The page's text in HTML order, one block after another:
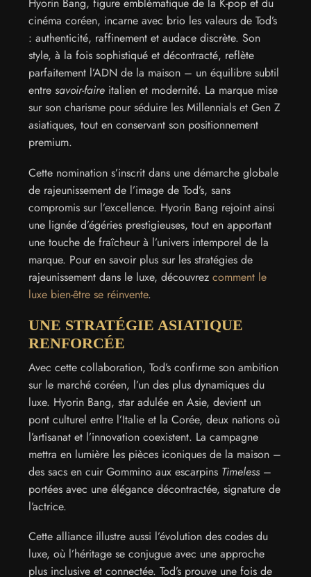
Hyorin Bang, figure emblématique de la K-pop et du
cinéma coréen, incarne avec brio les valeurs de Tod’s
: authenticité, raffinement et audace discrète. Son
style, à la fois sophistiqué et décontracté, reflète
parfaitement l’ADN de la maison – un équilibre subtil
entre savoir-faire italien et modernité. La marque mise
sur son charisme pour séduire les Millennials et Gen Z
asiatiques, tout en conservant son positionnement
premium.
Cette nomination s’inscrit dans une démarche globale
de rajeunissement de l’image de Tod’s, sans
compromis sur l’excellence. Hyorin Bang rejoint ainsi
une lignée d’égéries prestigieuses, tout en apportant
une touche de fraîcheur à l’univers intemporel de la
marque. Pour en savoir plus sur les stratégies de
rajeunissement dans le luxe, découvrez comment le
luxe bien-être se réinvente.
UNE STRATÉGIE ASIATIQUE
RENFORCÉE
Avec cette collaboration, Tod’s confirme son ambition
sur le marché coréen, l’un des plus dynamiques du
luxe. Hyorin Bang, star adulée en Asie, devient un
pont culturel entre l’Italie et la Corée, deux nations où
l’artisanat et l’innovation coexistent. La campagne
mettra en lumière les pièces iconiques de la maison –
des sacs en cuir Gommino aux escarpins Timeless –
portées avec une élégance décontractée, signature de
l’actrice.
Cette alliance illustre aussi l’évolution des codes du
luxe, où l’héritage se conjugue avec une approche
plus inclusive et connectée. Tod’s prouve une fois de